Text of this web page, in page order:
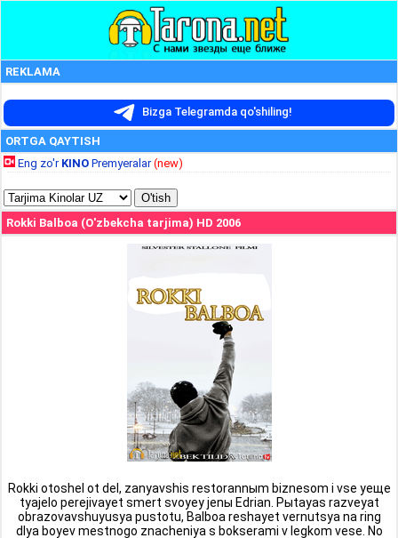
REKLAMA
Bizga Telegramda qo'shiling!
ORTGA QAYTISH
Eng zo'r KINO Premyeralar(new)
Rokki Balboa (O'zbekcha tarjima) HD 2006
Rokki otoshel ot del, zanyavshis restorannыm biznesom i vse yeщe
tyajelo perejivayet smert svoyey jenы Edrian. Pыtayas razveyat
obrazovavshuyusya pustotu, Balboa reshayet vernutsya na ring
dlya boyev mestnogo znacheniya s bokserami v legkom vese. No